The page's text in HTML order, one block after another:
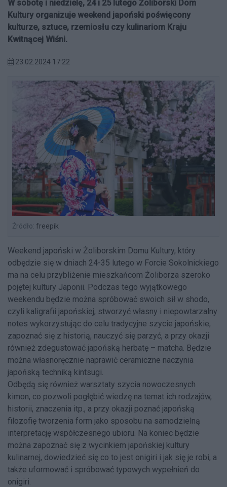
W sobotę i niedzielę, 24 i 25 lutego Żoliborski Dom
Kultury organizuje weekend japoński poświęcony
kulturze, sztuce, rzemiosłu czy kulinariom Kraju
Kwitnącej Wiśni.
23.02.2024 17:22
Źródło: freepik
Weekend japoński w Żoliborskim Domu Kultury, który
odbędzie się w dniach 24-35 lutego w Forcie Sokolnickiego
ma na celu przybliżenie mieszkańcom Żoliborza szeroko
pojętej kultury Japonii. Podczas tego wyjątkowego
weekendu będzie można spróbować swoich sił w shodo,
czyli kaligrafii japońskiej, stworzyć własny i niepowtarzalny
notes wykorzystując do celu tradycyjne szycie japońskie,
zapoznać się z historią, nauczyć się parzyć, a przy okazji
również zdegustować japońską herbatę – matcha. Będzie
można własnoręcznie naprawić ceramiczne naczynia
japońską techniką kintsugi.
Odbędą się również warsztaty szycia nowoczesnych
kimon, co pozwoli pogłębić wiedzę na temat ich rodzajów,
historii, znaczenia itp., a przy okazji poznać japońską
filozofię tworzenia form jako sposobu na samodzielną
interpretację współczesnego ubioru. Na koniec będzie
można zapoznać się z wycinkiem japońskiej kultury
kulinarnej, dowiedzieć się co to jest onigiri i jak się je robi, a
także uformować i spróbować typowych wypełnień do
onigiri.